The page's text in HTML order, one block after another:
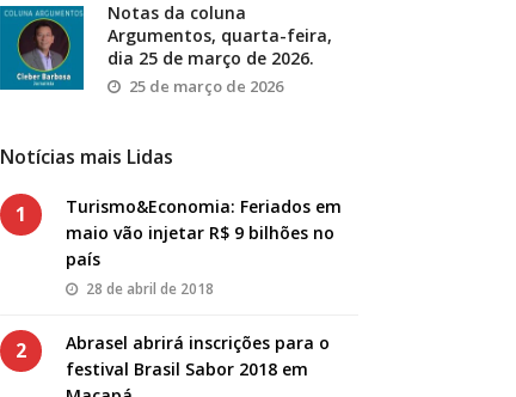
Notas da coluna
Argumentos, quarta-feira,
dia 25 de março de 2026.
25 de março de 2026
Notícias mais Lidas
1
Turismo&Economia: Feriados em
maio vão injetar R$ 9 bilhões no
país
28 de abril de 2018
2
Abrasel abrirá inscrições para o
festival Brasil Sabor 2018 em